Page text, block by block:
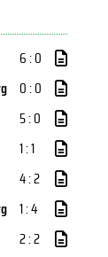
6 : 0
0 : 0
5 : 0
1 : 1
4 : 2
1 : 4
2 : 2